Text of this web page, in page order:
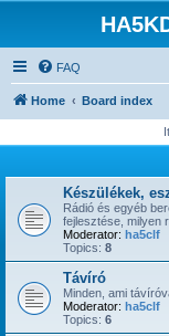
FAQ
Home Board index
Készülékek,
Rádió és egyéb
fejlesztése, milyen
Moderator: ha5clf
Topics: 8
Távíró
Minden, ami
Moderator: ha5clf
Topics: 6